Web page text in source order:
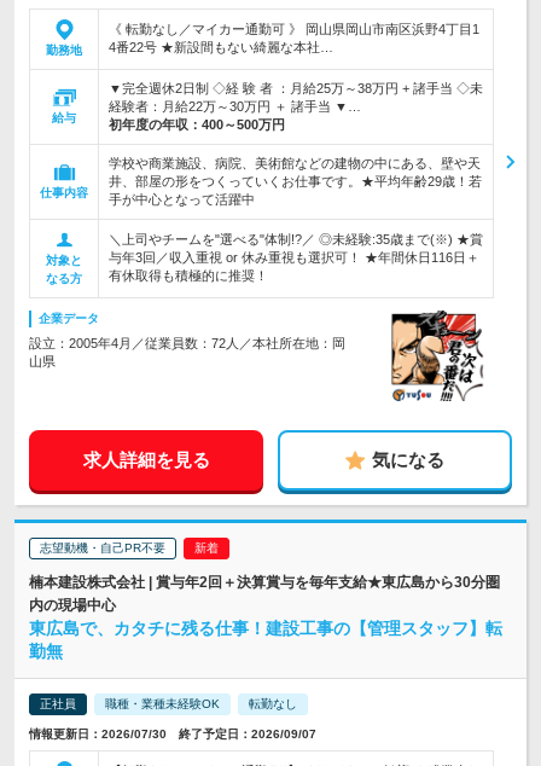
勤務地
《 転勤なし／マイカー通勤可 》 岡山県岡山市南区浜野4丁目1
4番22号 ★新設間もない綺麗な本社…
給与
▼完全週休2日制 ◇経 験 者 ：月給25万～38万円 + 諸手当 ◇未
経験者：月給22万～30万円 ＋ 諸手当 ▼…
初年度の年収： 400～500万円
仕事内容
学校や商業施設、病院、美術館などの建物の中にある、壁や天
井、部屋の形をつくっていくお仕事です。★平均年齢29歳！若
手が中心となって活躍中
対象と
なる方
＼上司やチームを"選べる"体制!?／ ◎未経験:35歳まで(※) ★賞
与年3回／収入重視 or 休み重視も選択可！ ★年間休日116日＋
有休取得も積極的に推奨！
企業データ
設立：2005年4月／従業員数：72人／本社所在地：岡
山県
求人詳細を見る 気になる
志望動機・自己PR不要
楠本建設株式会社 | 賞与年2回＋決算賞与を毎年支給★東広島から30分圏
内の現場中心
東広島で、カタチに残る仕事！建設工事の【管理スタッフ】転
勤無
正社員 職種・業種未経験OK 転勤なし
情報更新日：2026/07/30 終了予定日：2026/09/07